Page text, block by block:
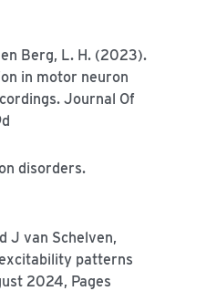
Berg, L. H. (2023).
in motor neuron
Journal Of
disorders.
J van Schelven,
patterns
2024, Pages